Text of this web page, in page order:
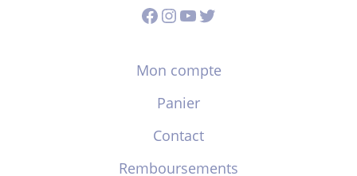
Facebook
Instagram
YouTube
Twitter
Mon compte
Panier
Contact
Remboursements